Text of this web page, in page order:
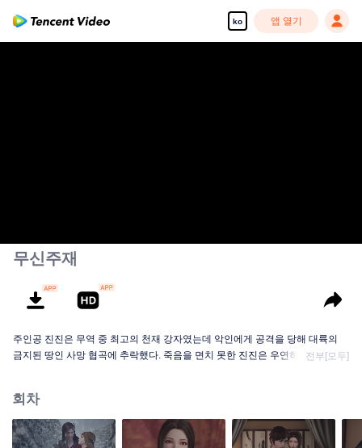
ko 앱 열기
무신주재
주인공 진진은 무역 중 최고의 천재 강자였는데 악인에게 공격을 당해 대륙의
금지된 땅인 사망 협곡에 추락했다. 죽음을 면치 못한 진진은 우연히 신비한 고
을 지키기 위해 진진은 의연하게 천하 다섯 나라를 지키는 큰 임무를 짊어지고,
다시 한번 무도길을 밟았다.
전부[모두]
회차